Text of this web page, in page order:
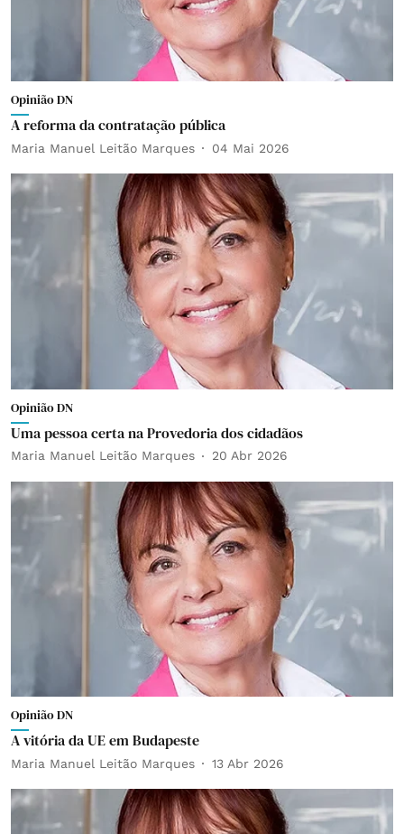
Opinião DN
A reforma da contratação pública
Maria Manuel Leitão Marques 04 Mai 2026
Opinião DN
Uma pessoa certa na Provedoria dos cidadãos
Maria Manuel Leitão Marques 20 Abr 2026
Opinião DN
A vitória da UE em Budapeste
Maria Manuel Leitão Marques 13 Abr 2026